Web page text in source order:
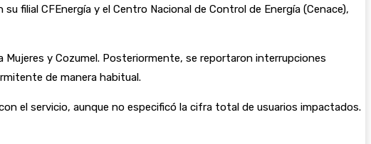
filial CFEnergía y el Centro Nacional de Control de Energía (Cenace),
Mujeres y Cozumel. Posteriormente, se reportaron interrupciones
de manera habitual.
el servicio, aunque no especificó la cifra total de usuarios impactados.